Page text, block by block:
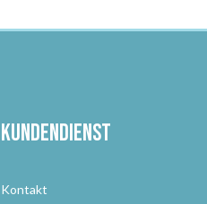
Kundendienst
Kontakt